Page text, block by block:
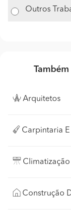
Outros
Arquitetos
Carpintaria
Construção